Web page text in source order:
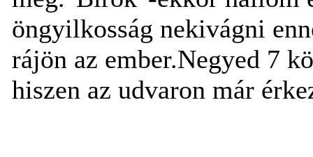
öngyilkosság nekivágni
rájön az ember.Negyed 7
hiszen az udvaron már